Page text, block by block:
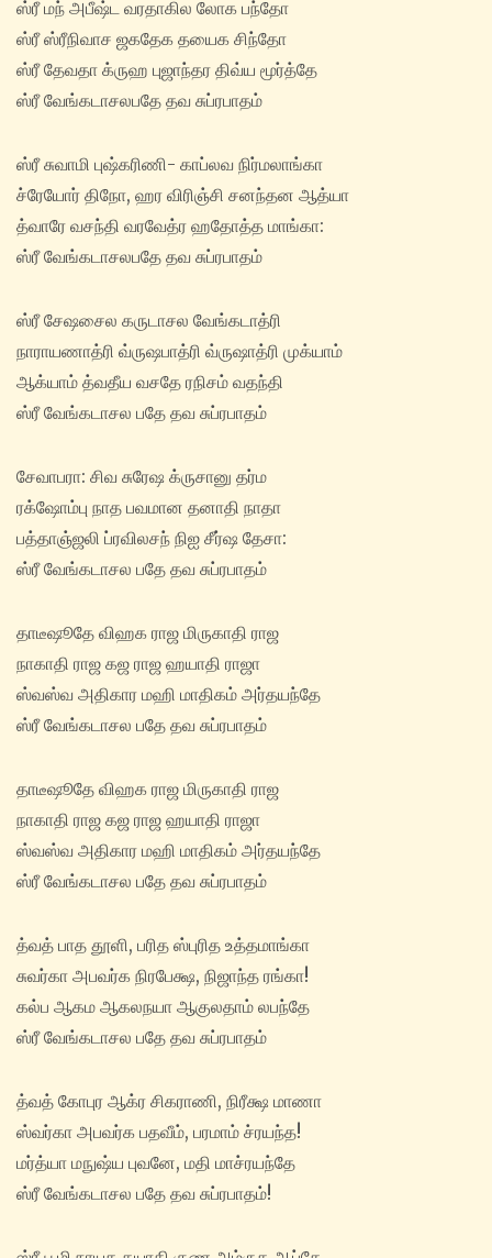
ஸ்ரீ மந் அபீஷ்ட வரதாகில லோக பந்தோ
ஸ்ரீ ஸ்ரீநிவாச ஜகதேக தயைக சிந்தோ
ஸ்ரீ தேவதா க்ருஹ புஜாந்தர திவ்ய மூர்த்தே
ஸ்ரீ வேங்கடாசலபதே தவ சுப்ரபாதம்
ஸ்ரீ சுவாமி புஷ்கரிணி- காப்லவ நிர்மலாங்கா
ச்ரேயோர் திநோ, ஹர விரிஞ்சி சனந்தன ஆத்யா
த்வாரே வசந்தி வரவேத்ர ஹதோத்த மாங்கா:
ஸ்ரீ வேங்கடாசலபதே தவ சுப்ரபாதம்
ஸ்ரீ சேஷசைல கருடாசல வேங்கடாத்ரி
நாராயணாத்ரி வ்ருஷபாத்ரி வ்ருஷாத்ரி முக்யாம்
ஆக்யாம் த்வதீய வசதே ரநிசம் வதந்தி
ஸ்ரீ வேங்கடாசல பதே தவ சுப்ரபாதம்
சேவாபரா: சிவ சுரேஷ க்ருசானு தர்ம
ரக்ஷோம்பு நாத பவமான தனாதி நாதா
பத்தாஞ்ஜலி ப்ரவிலசந் நிஐ சீர்ஷ தேசா:
ஸ்ரீ வேங்கடாசல பதே தவ சுப்ரபாதம்
தாடீஷூதே விஹக ராஜ மிருகாதி ராஜ
நாகாதி ராஜ கஜ ராஜ ஹயாதி ராஜா
ஸ்வஸ்வ அதிகார மஹி மாதிகம் அர்தயந்தே
ஸ்ரீ வேங்கடாசல பதே தவ சுப்ரபாதம்
தாடீஷூதே விஹக ராஜ மிருகாதி ராஜ
நாகாதி ராஜ கஜ ராஜ ஹயாதி ராஜா
ஸ்வஸ்வ அதிகார மஹி மாதிகம் அர்தயந்தே
ஸ்ரீ வேங்கடாசல பதே தவ சுப்ரபாதம்
த்வத் பாத தூளி, பரித ஸ்புரித உத்தமாங்கா
சுவர்கா அபவர்க நிரபேக்ஷ, நிஜாந்த ரங்கா!
கல்ப ஆகம ஆகலநயா ஆகுலதாம் லபந்தே
ஸ்ரீ வேங்கடாசல பதே தவ சுப்ரபாதம்
த்வத் கோபுர ஆக்ர சிகராணி, நிரீக்ஷ மாணா
ஸ்வர்கா அபவர்க பதவீம், பரமாம் ச்ரயந்த!
மர்த்யா மநுஷ்ய புவனே, மதி மாச்ரயந்தே
ஸ்ரீ வேங்கடாசல பதே தவ சுப்ரபாதம்!